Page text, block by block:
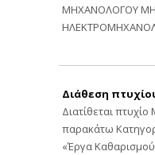
ΜΗΧΑΝΟΛΟΓΟΥ
Διάθεση
Διατίθεται
παρακάτω
«Έργα